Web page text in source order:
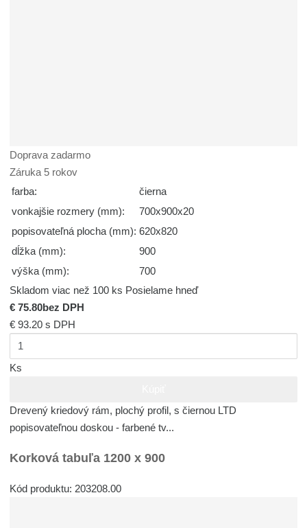
Doprava zadarmo
Záruka 5 rokov
farba:
čierna
vonkajšie rozmery (mm):
700x900x20
popisovateľná plocha (mm): 620x820
dĺžka (mm):
900
výška (mm):
700
Skladom viac než 100 ks Posielame hneď
€ 75.80bez DPH
€ 93.20s DPH
Ks
Drevený kriedový rám, plochý profil, s čiernou LTD
popisovateľnou doskou - farbené tv...
Korková tabuľa 1200 x 900
Kód produktu: 203208.00